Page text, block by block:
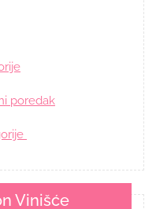
poredak
Vinišće